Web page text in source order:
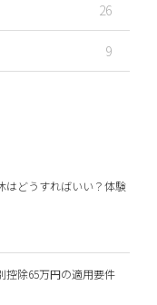
26
9
はどうすればいい？体験
控除65万円の適用要件